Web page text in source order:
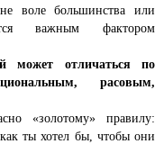
воле большинства или
важным фактором
может отличаться по
расовым,
«золотому» правилу:
ты хотел бы, чтобы они